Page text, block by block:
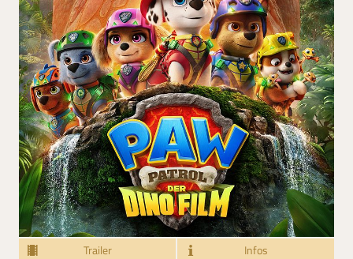
Trailer Infos